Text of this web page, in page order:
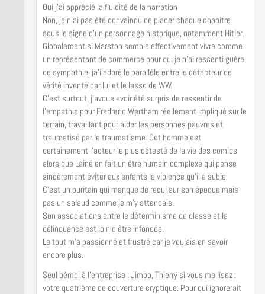
Oui j’ai apprécié la fluidité de la narration
Non, je n’ai pas été convaincu de placer chaque chapitre
sous le signe d’un personnage historique, notamment Hitler.
Globalement si Marston semble effectivement vivre comme
un représentant de commerce pour qui je n’ai ressenti guère
de sympathie, ja’i adoré le parallèle entre le détecteur de
vérité inventé par lui et le lasso de WW.
C’est surtout, j’avoue avoir été surpris de ressentir de
l’empathie pour Fredreric Wertham réellement impliqué sur le
terrain, travaillant pour aider les personnes pauvres et
traumatisé par le traumatisme. Cet homme est
certainement l’acteur le plus détesté de la vie des comics
alors que Lainé en fait un être humain complexe qui pense
sincèrement éviter aux enfants la violence qu’il a subie.
C’est un puritain qui manque de recul sur son époque mais
pas un salaud comme je m’y attendais.
Son associations entre le déterminisme de classe et la
délinquance est loin d’être infondée.
Le tout m’a passionné et frustré car je voulais en savoir
encore plus.
Seul bémol à l’entreprise : Jimbo, Thierry si vous me lisez :
votre quatrième de couverture cryptique. Pour qui ignorerait